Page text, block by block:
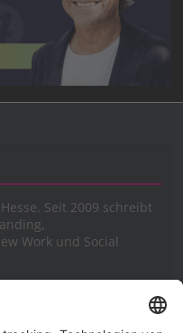
Seit 2009 schreibt
Work und Social